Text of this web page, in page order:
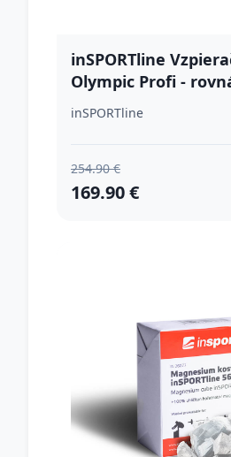
inSPORTline
Olympic Profi -
OB-86
inSPORTline
254.90 €
169.90 €